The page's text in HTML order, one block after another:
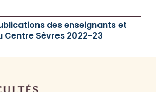
des enseignants et
Sèvres 2022-23